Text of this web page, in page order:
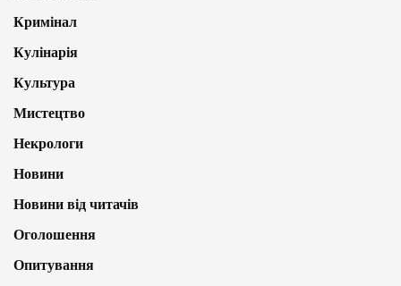
Кримінал
Кулінарія
Культура
Мистецтво
Некрологи
Новини
Новини від читачів
Оголошення
Опитування